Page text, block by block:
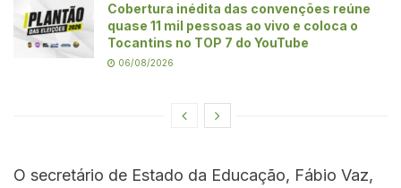
Cobertura inédita das convenções reúne
quase 11 mil pessoas ao vivo e coloca o
Tocantins no TOP 7 do YouTube
06/08/2026
O secretário de Estado da Educação, Fábio Vaz,